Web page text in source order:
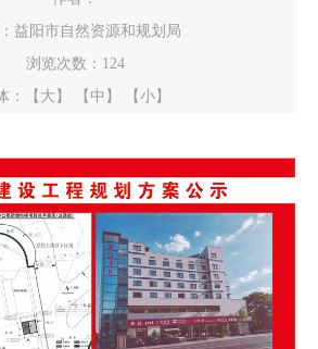
益阳市自然资源和规划局
浏览次数： 124
：
【大】 【中】 【小】